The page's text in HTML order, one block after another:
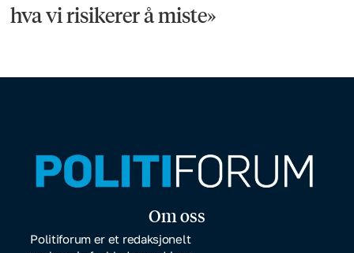
hva vi risikerer å miste»
Om oss
Politiforum er et redaksjonelt